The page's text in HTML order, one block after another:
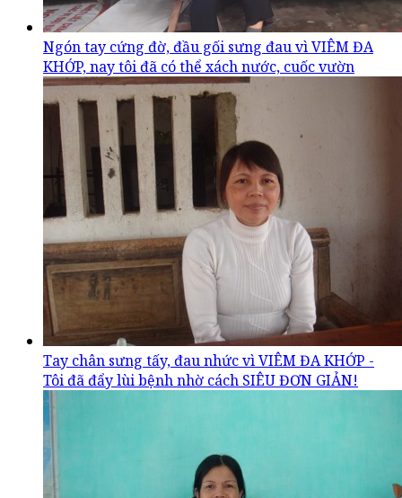
Ngón tay cứng đờ, đầu gối sưng đau vì VIÊM ĐA
KHỚP, nay tôi đã có thể xách nước, cuốc vườn
Tay chân sưng tấy, đau nhức vì VIÊM ĐA KHỚP -
Tôi đã đẩy lùi bệnh nhờ cách SIÊU ĐƠN GIẢN!